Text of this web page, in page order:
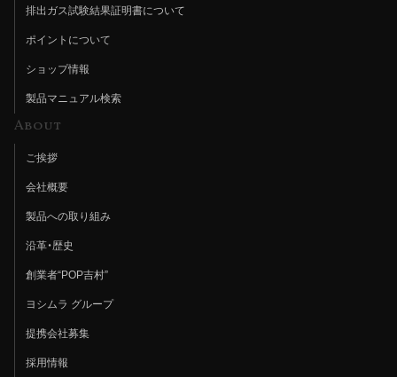
排出ガス試験結果証明書について
ポイントについて
ショップ情報
製品マニュアル検索
About
ご挨拶
会社概要
製品への取り組み
沿革・歴史
創業者“POP吉村”
ヨシムラ グループ
提携会社募集
採用情報